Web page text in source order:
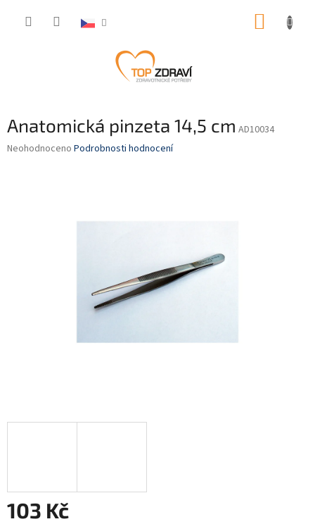
Anatomická pinzeta 14,5 cm AD10034
Průměrné
Neohodnoceno Podrobnosti hodnocení
103 Kč